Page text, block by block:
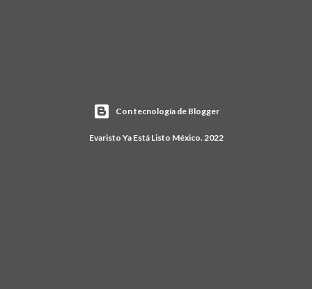
Con tecnología de Blogger
Evaristo Ya Está Listo México. 2022